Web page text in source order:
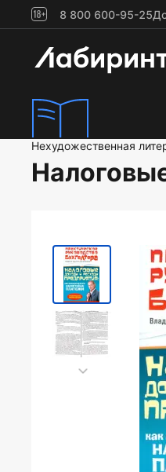
8 800 600-95-25
Нехудожественная